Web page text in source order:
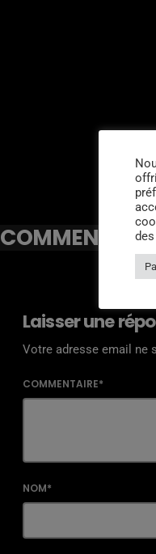
Laisser une
Votre adresse email ne
COMMENTAIRE*
NOM*